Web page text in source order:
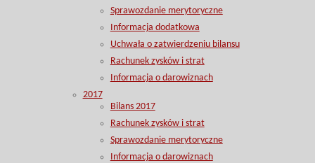
Sprawozdanie merytoryczne
Informacja dodatkowa
Uchwała o zatwierdzeniu bilansu
Rachunek zysków i strat
Informacja o darowiznach
2017
Bilans 2017
Rachunek zysków i strat
Sprawozdanie merytoryczne
Informacja o darowiznach